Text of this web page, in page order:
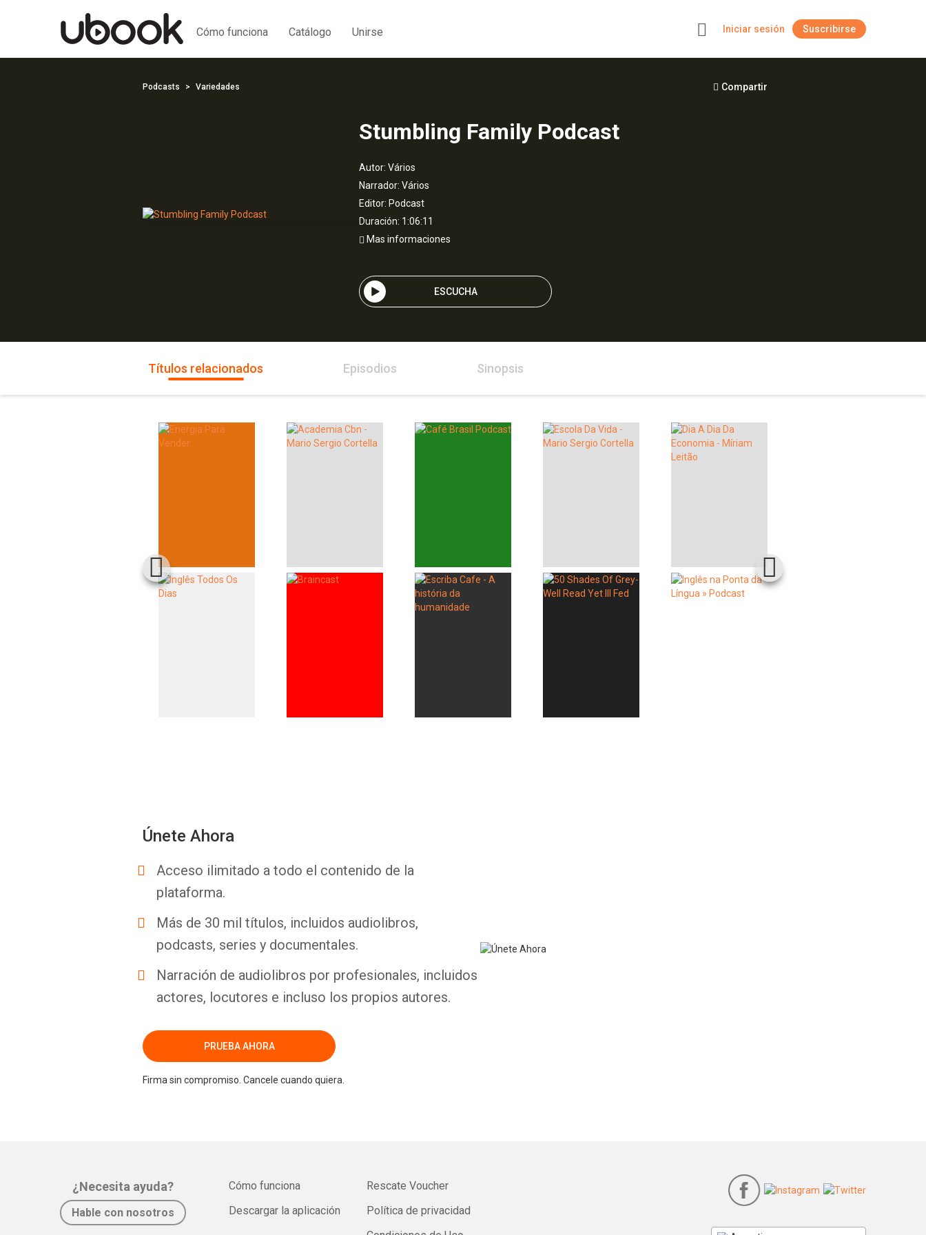
Cómo funciona Catálogo Unirse Iniciar sesión Suscribirse
Podcasts Variedades Compartir
Stumbling Family Podcast
Autor: Vários
Narrador: Vários
Editor: Podcast
Duración: 1:06:11
Mas informaciones
ESCUCHA
Títulos relacionados Episodios Sinopsis
Únete Ahora
Acceso ilimitado a todo el contenido de la
plataforma.
Más de 30 mil títulos, incluidos audiolibros,
podcasts, series y documentales.
Narración de audiolibros por profesionales, incluidos
actores, locutores e incluso los propios autores.
PRUEBA AHORA
Firma sin compromiso. Cancele cuando quiera.
¿Necesita ayuda?
Hable con nosotros
Cómo funciona
Descargar la aplicación
Rescate Voucher
Política de privacidad